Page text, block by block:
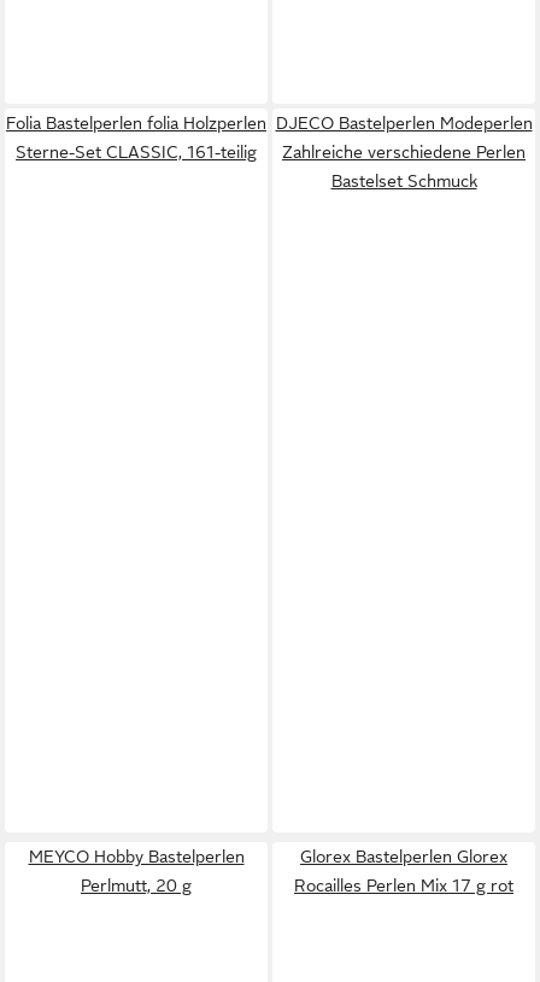
Folia Bastelperlen folia Holzperlen
Sterne-Set CLASSIC, 161-teilig
DJECO Bastelperlen Modeperlen
Zahlreiche verschiedene Perlen
Bastelset Schmuck
MEYCO Hobby Bastelperlen
Perlmutt, 20 g
Glorex Bastelperlen Glorex
Rocailles Perlen Mix 17 g rot